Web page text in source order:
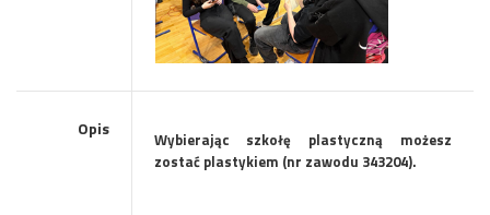
Opis
Wybierając szkołę plastyczną możesz
zostać plastykiem (nr zawodu 343204).